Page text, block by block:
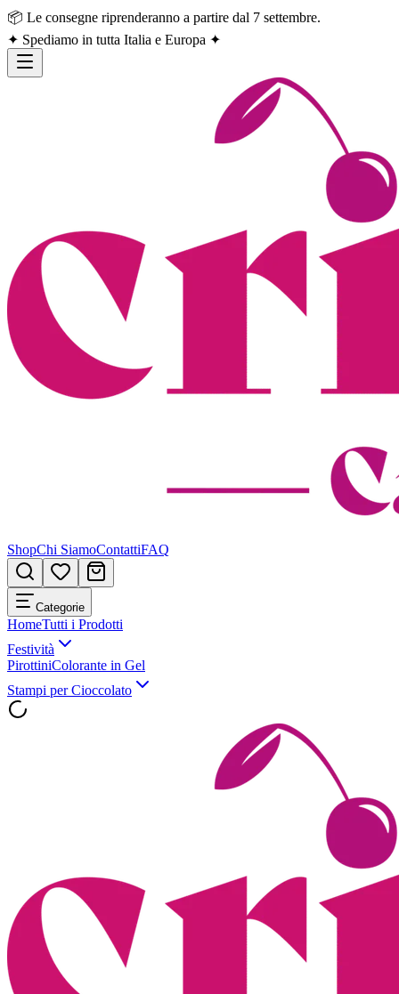
📦 Le consegne riprenderanno a partire dal 7 settembre.
✦ Spediamo in tutta Italia e Europa ✦
ShopChi SiamoContattiFAQ
Categorie
HomeTutti i Prodotti
Festività
PirottiniColorante in Gel
Stampi per Cioccolato